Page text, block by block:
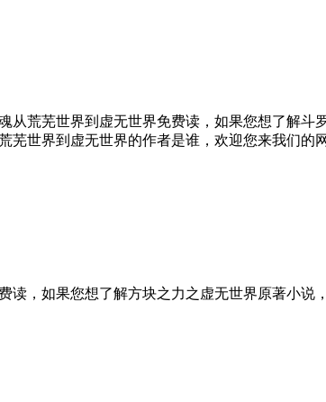
荒芜世界到虚无世界免费读，如果您想了解斗
世界到虚无世界的作者是谁，欢迎您来我们的
，如果您想了解方块之力之虚无世界原著小说